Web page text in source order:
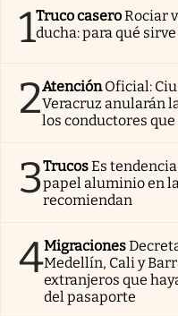
1Truco caseroRociar
ducha: para qué
2AtenciónOficial:
Veracruz anularán
los conductores
3TrucosEs
papel aluminio en
recomiendan
4Migraciones
Medellín, Cali y
extranjeros que
del pasaporte